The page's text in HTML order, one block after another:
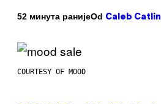
52 минута ранијеOd Caleb Catlin
COURTESY OF MOOD